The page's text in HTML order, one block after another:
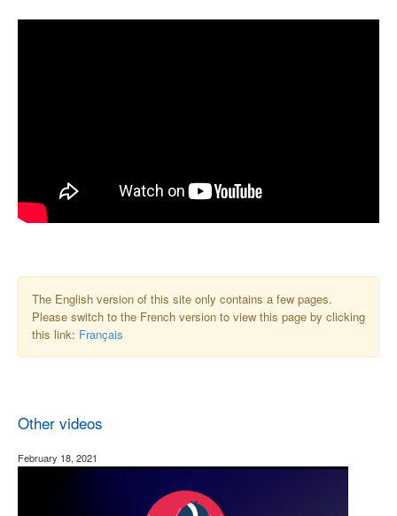
The English version of this site only contains a few pages.
Please switch to the French version to view this page by clicking
this link: Français
Other videos
February 18, 2021